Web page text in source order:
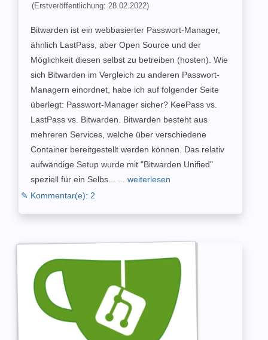
(Erstveröffentlichung: 28.02.2022)
Bitwarden ist ein webbasierter Passwort-Manager,
ähnlich LastPass, aber Open Source und der
Möglichkeit diesen selbst zu betreiben (hosten). Wie
sich Bitwarden im Vergleich zu anderen Passwort-
Managern einordnet, habe ich auf folgender Seite
überlegt: Passwort-Manager sicher? KeePass vs.
LastPass vs. Bitwarden. Bitwarden besteht aus
mehreren Services, welche über verschiedene
Container bereitgestellt werden können. Das relativ
aufwändige Setup wurde mit "Bitwarden Unified"
speziell für ein Selbs... ... weiterlesen
✎ Kommentar(e): 2